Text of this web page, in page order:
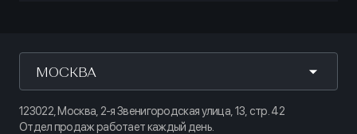
МОСКВА
123022, Москва, 2-я Звенигородская улица, 13, стр. 42
Отдел продаж работает каждый день.